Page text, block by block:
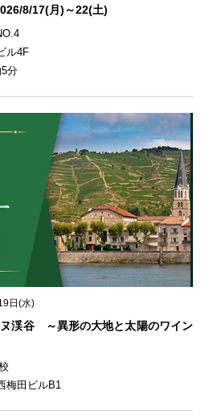
8/17(月)～22(土)
ル4F
分
日(水)
ヌ渓谷 ～異形の大地と太陽のワイン
梅田ビルB1